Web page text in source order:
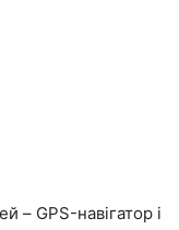
– GPS-навігатор і